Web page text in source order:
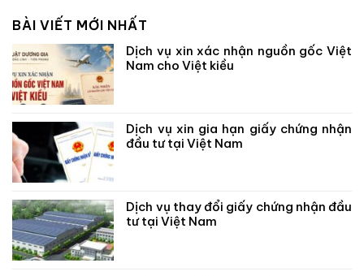
BÀI VIẾT MỚI NHẤT
Dịch vụ xin xác nhận nguồn gốc Việt
Nam cho Việt kiều
Dịch vụ xin gia hạn giấy chứng nhận
đầu tư tại Việt Nam
Dịch vụ thay đổi giấy chứng nhận đầu
tư tại Việt Nam